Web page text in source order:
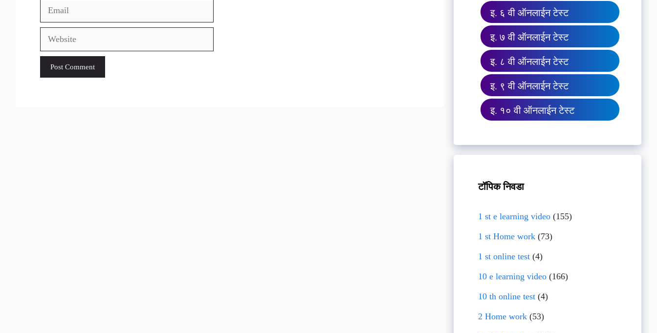
Email
Website
इ. ६ वी ऑनलाईन टेस्ट
इ. ७ वी ऑनलाईन टेस्ट
इ. ८ वी ऑनलाईन टेस्ट
इ. ९ वी ऑनलाईन टेस्ट
इ. १० वी ऑनलाईन टेस्ट
टॉपिक निवडा
1 st e learning video (155)
1 st Home work (73)
1 st online test (4)
10 e learning video (166)
10 th online test (4)
2 Home work (53)